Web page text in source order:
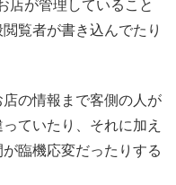
店が管理していること
覧者が書き込んでたり
の情報まで客側の人が
ていたり、それに加え
臨機応変だったりする